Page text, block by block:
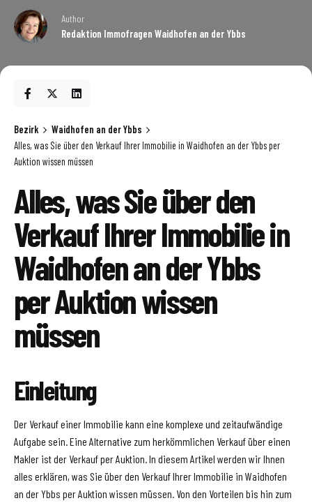
Author
Redaktion Immofragen Waidhofen an der Ybbs
Bezirk
Waidhofen an der Ybbs
Alles, was Sie über den Verkauf Ihrer Immobilie in Waidhofen an der Ybbs per
Auktion wissen müssen
Alles, was Sie über den
Verkauf Ihrer Immobilie in
Waidhofen an der Ybbs
per Auktion wissen
müssen
Einleitung
Der Verkauf einer Immobilie kann eine komplexe und zeitaufwändige
Aufgabe sein. Eine Alternative zum herkömmlichen Verkauf über einen
Makler ist der Verkauf per Auktion. In diesem Artikel werden wir Ihnen
alles erklären, was Sie über den Verkauf Ihrer Immobilie in Waidhofen
an der Ybbs per Auktion wissen müssen. Von den Vorteilen bis hin zum